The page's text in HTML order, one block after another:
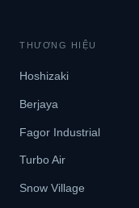
THƯƠNG HIỆU
Hoshizaki
Berjaya
Fagor Industrial
Turbo Air
Snow Village